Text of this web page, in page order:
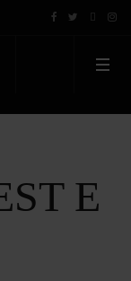
E